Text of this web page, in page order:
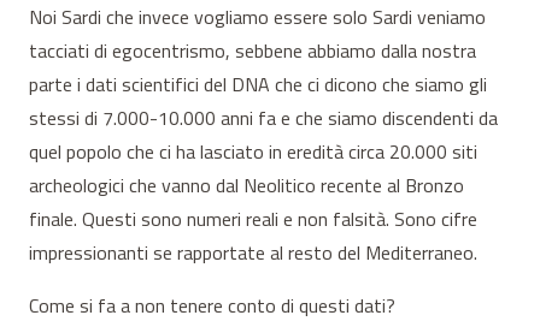
Noi Sardi che invece vogliamo essere solo Sardi veniamo
tacciati di egocentrismo, sebbene abbiamo dalla nostra
parte i dati scientifici del DNA che ci dicono che siamo gli
stessi di 7.000-10.000 anni fa e che siamo discendenti da
quel popolo che ci ha lasciato in eredità circa 20.000 siti
archeologici che vanno dal Neolitico recente al Bronzo
finale. Questi sono numeri reali e non falsità. Sono cifre
impressionanti se rapportate al resto del Mediterraneo.
Come si fa a non tenere conto di questi dati?